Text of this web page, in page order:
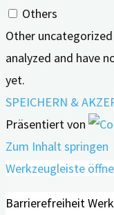
Others
Other
analyzed and have
yet.
SPEICHERN &
Präsentiert von
Zum Inhalt springen
Werkzeugleiste
Barrierefreiheit